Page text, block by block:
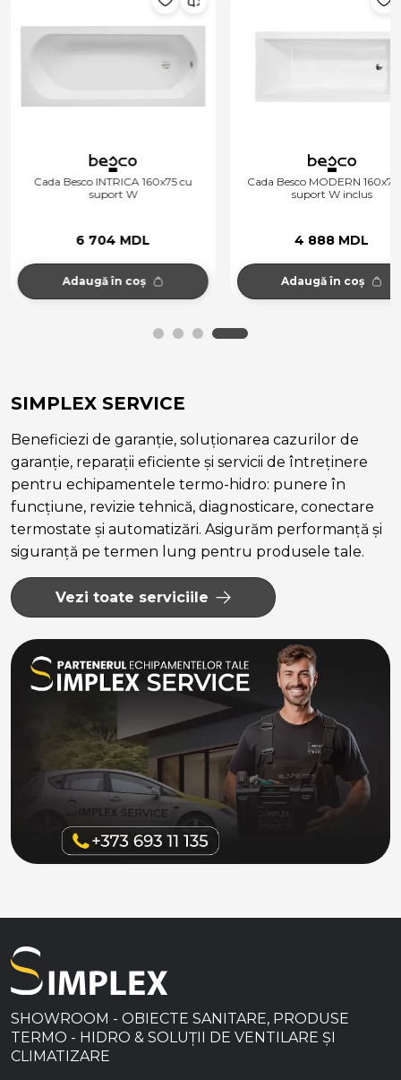
Cada Besco INTRICA 160x75 cu
suport W
6 704 MDL
Adaugă în coș
Cada Besco MODERN
suport W inclus
4 888 MDL
Adaugă în coș
SIMPLEX SERVICE
Beneficiezi de garanție, soluționarea cazurilor de
garanție, reparații eficiente și servicii de întreținere
pentru echipamentele termo-hidro: punere în
funcțiune, revizie tehnică, diagnosticare, conectare
termostate și automatizări. Asigurăm performanță și
siguranță pe termen lung pentru produsele tale.
Vezi toate serviciile
SHOWROOM - OBIECTE SANITARE, PRODUSE
TERMO - HIDRO & SOLUȚII DE VENTILARE ȘI
CLIMATIZARE